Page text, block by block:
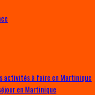
activités à faire en Martinique
en Martinique